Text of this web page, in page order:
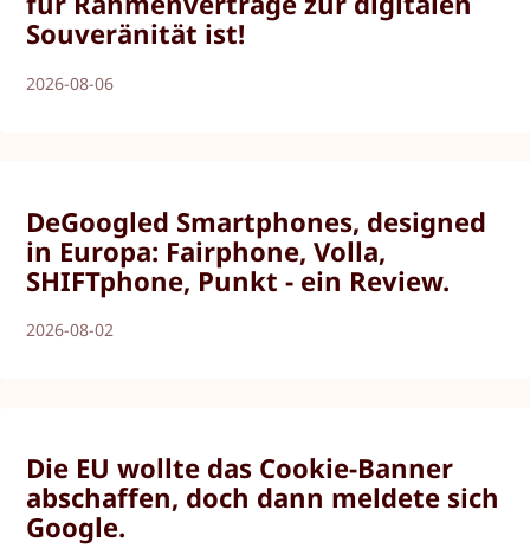
Souveränität ist!
2026-08-06
DeGoogled Smartphones, designed
in Europa: Fairphone, Volla,
SHIFTphone, Punkt - ein Review.
2026-08-02
Die EU wollte das Cookie-Banner
abschaffen, doch dann meldete sich
Google.